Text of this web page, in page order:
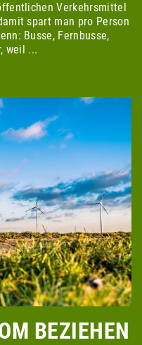
Verkehrsmittel
spart man pro Person
Busse, Fernbusse,
weil ...
BEZIEHEN